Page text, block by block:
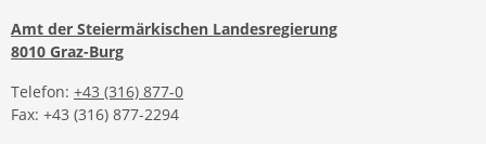
Amt der Steiermärkischen Landesregierung
8010 Graz-Burg
Telefon: +43 (316) 877-0
Fax: +43 (316) 877-2294